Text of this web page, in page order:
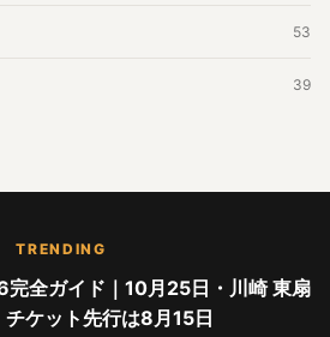
53
39
TRENDING
全ガイド｜10月25日・川崎 東扇
チケット先行は8月15日